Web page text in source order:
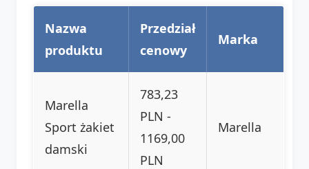
Nazwa
produktu
Przedział
cenowy
Marka
Marella
Sport żakiet
damski
783,23
PLN -
1169,00
PLN
Marella